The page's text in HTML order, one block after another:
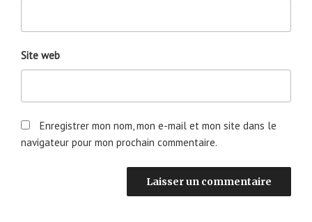
Site web
Enregistrer mon nom, mon e-mail et mon site dans le
navigateur pour mon prochain commentaire.